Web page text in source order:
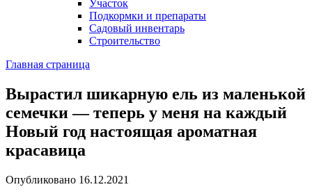
Участок
Подкормки и препараты
Садовый инвентарь
Строительство
Главная страница
Вырастил шикарную ель из маленькой
семечки — теперь у меня на каждый
Новый год настоящая ароматная
красавица
Опубликовано 16.12.2021